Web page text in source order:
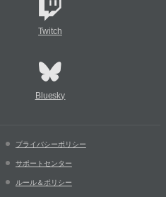
Twitch
Bluesky
プライバシーポリシー
サポートセンター
ルール＆ポリシー